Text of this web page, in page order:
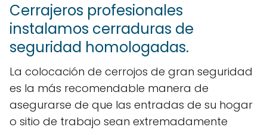
Cerrajeros profesionales
instalamos cerraduras de
seguridad homologadas.
La colocación de cerrojos de gran seguridad
es la más recomendable manera de
asegurarse de que las entradas de su hogar
o sitio de trabajo sean extremadamente